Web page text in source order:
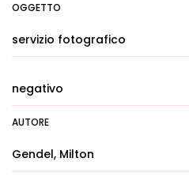
OGGETTO
servizio fotografico
negativo
AUTORE
Gendel, Milton